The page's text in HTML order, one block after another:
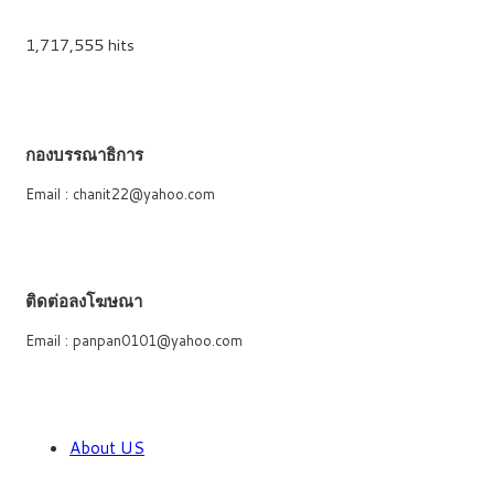
1,717,555 hits
กองบรรณาธิการ
Email : chanit22@yahoo.com
ติดต่อลงโฆษณา
Email : panpan0101@yahoo.com
About US